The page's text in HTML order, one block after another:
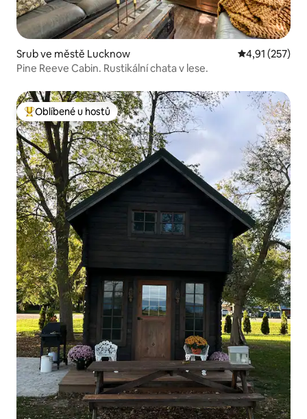
Srub ve městě Lucknow Průměrné
4,91 (257)
Pine Reeve Cabin. Rustikální chata v lese.
Nejlepší v kategorii Oblíbené u hostů
Oblíbené u hostů